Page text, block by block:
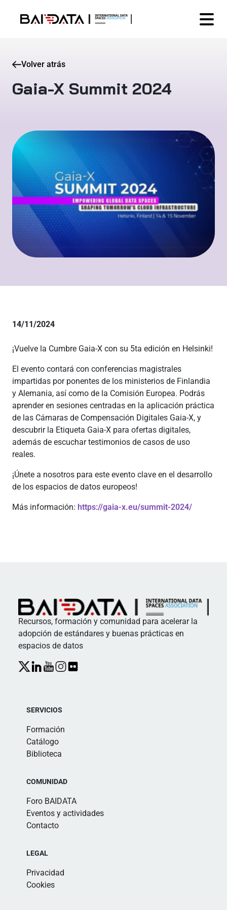
Volver atrás
Gaia-X Summit 2024
14/11/2024
¡Vuelve la Cumbre Gaia-X con su 5ta edición en Helsinki!
El evento contará con conferencias magistrales
impartidas por ponentes de los ministerios de Finlandia
y Alemania, así como de la Comisión Europea. Podrás
aprender en sesiones centradas en la aplicación práctica
de las Cámaras de Compensación Digitales Gaia-X, y
descubrir la Etiqueta Gaia-X para ofertas digitales,
además de escuchar testimonios de casos de uso
reales.
¡Únete a nosotros para este evento clave en el desarrollo
de los espacios de datos europeos!
Más información: https://gaia-x.eu/summit-2024/
Recursos, formación y comunidad para acelerar la
adopción de estándares y buenas prácticas en
espacios de datos
SERVICIOS
Formación
Catálogo
Biblioteca
COMUNIDAD
Foro BAIDATA
Eventos y actividades
Contacto
LEGAL
Privacidad
Cookies